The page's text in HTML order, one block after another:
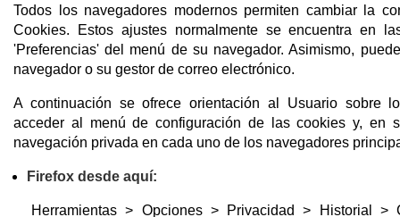
Todos los navegadores modernos permiten cambiar la
Cookies. Estos ajustes normalmente se encuentra en
'Preferencias' del menú de su navegador. Asimismo,
navegador o su gestor de correo electrónico.
A continuación se ofrece orientación al Usuario sobre
acceder al menú de configuración de las cookies y, en
navegación privada en cada uno de los navegadores
Firefox desde aquí:
Herramientas > Opciones > Privacidad > Historial >